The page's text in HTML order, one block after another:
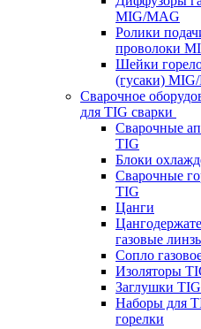
MIG/MAG
Ролики
проволоки
Шейки
(гусаки)
Сварочное
для TIG сварки
Сварочные
TIG
Блоки
Сварочные
TIG
Цанги
газовые
Сопло
Изоляторы
Заглушки TIG
Наборы для
горелки